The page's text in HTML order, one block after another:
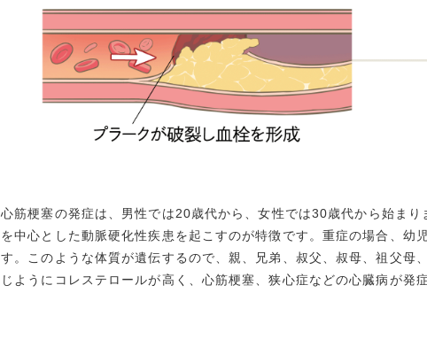
心筋梗塞の発症は、男性では20歳代から、女性では30歳代から始ま
を中心とした動脈硬化性疾患を起こすのが特徴です。重症の場合、幼
す。このような体質が遺伝するので、親、兄弟、叔父、叔母、祖父母
じようにコレステロールが高く、心筋梗塞、狭心症などの心臓病が発